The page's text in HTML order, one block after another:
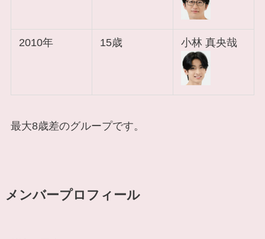
2010年 15歳 小林 真央哉
最大8歳差のグループです。
メンバープロフィール